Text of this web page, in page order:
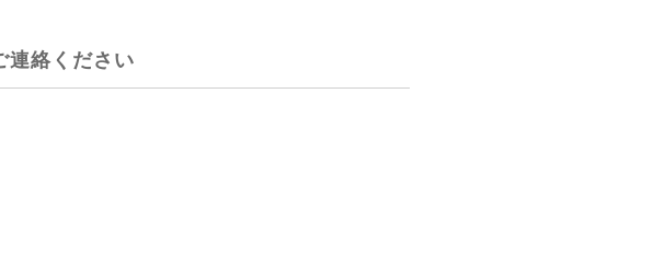
連絡ください